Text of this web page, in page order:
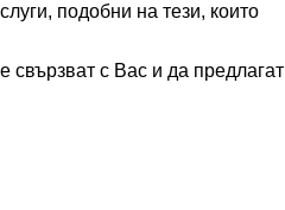
подобни на тези, които
с Вас и да предлагат